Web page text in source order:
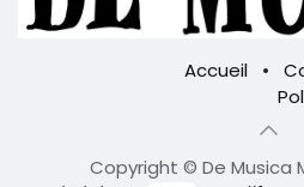
Accueil •
Copyright © De Musica